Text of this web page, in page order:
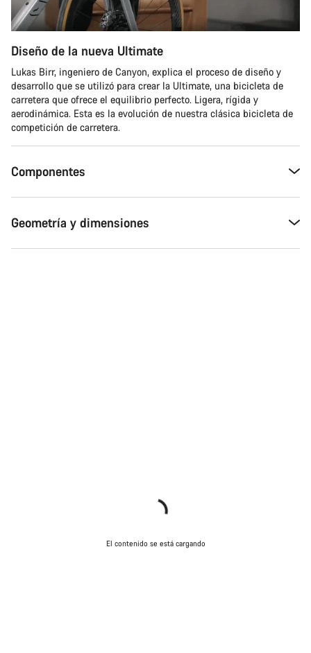
Diseño de la nueva Ultimate
Lukas Birr, ingeniero de Canyon, explica el proceso de diseño y
desarrollo que se utilizó para crear la Ultimate, una bicicleta de
carretera que ofrece el equilibrio perfecto. Ligera, rígida y
aerodinámica. Esta es la evolución de nuestra clásica bicicleta de
competición de carretera.
Componentes
Geometría y dimensiones
El contenido se está cargando